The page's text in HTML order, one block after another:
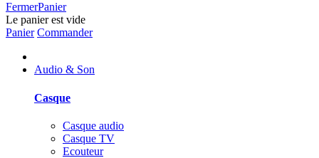
FermerPanier
Le panier est vide
Panier Commander
Audio & Son
Casque
Casque audio
Casque TV
Ecouteur